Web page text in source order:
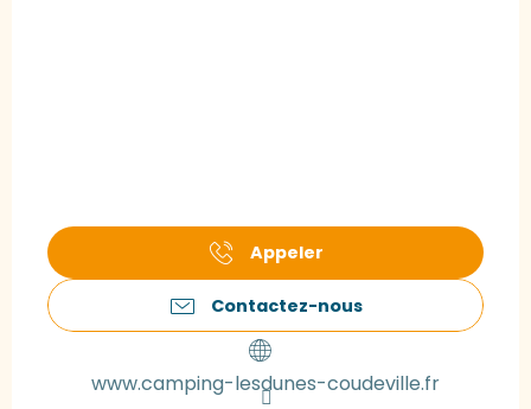
Appeler
Contactez-nous
www.camping-lesdunes-coudeville.fr